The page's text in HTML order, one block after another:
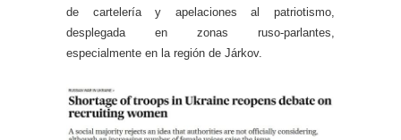
de cartelería y apelaciones al patriotismo,
desplegada en zonas ruso-parlantes,
especialmente en la región de Járkov.